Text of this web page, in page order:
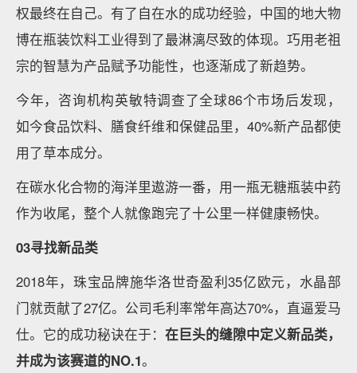
权最终在自己。有了自在水的成功经验，中国的地大物
博在瓶装饮料工业得到了最淋漓尽致的体现。巧用老祖
宗的智慧为产品赋予功能性，也逐渐成了新趋势。
今年，咨询机构英敏特调查了全球86个市场后发现，
如今食品饮料、膳食纤维和保健品里，40%新产品都使
用了草本成分。
在碳水化合物的海洋里遨游一番，用一瓶无糖瓶装中药
作为收尾，整个人就像跑完了十公里一样健康畅快。
03寻找新品类
2018年，珠宝品牌施华洛世奇盈利35亿欧元，水晶部
门就贡献了27亿。公司毛利率常年高达70%，直逼爱马
仕。它的成功秘诀在于： 在巨头的缝隙中定义新品类，
并成为该赛道的NO.1。